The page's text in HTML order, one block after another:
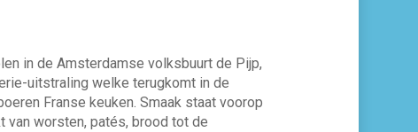
in de Amsterdamse volksbuurt de Pijp,
uitstraling welke terugkomt in de
Franse keuken. Smaak staat voorop
worsten, patés, brood tot de